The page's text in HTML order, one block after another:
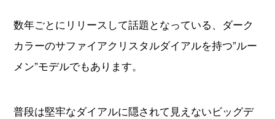
数年ごとにリリースして話題となっている、ダーク
カラーのサファイアクリスタルダイアルを持つ”ルー
メン”モデルでもあります。
普段は堅牢なダイアルに隠されて見えないビッグデ